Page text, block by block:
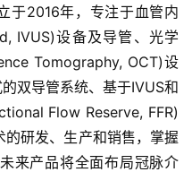
于2016年，专注于血管内
IVUS)设备及导管、光学
Tomography, OCT)设
双导管系统、基于IVUS和
Flow Reserve, FFR)
研发、生产和销售，掌握
来产品将全面布局冠脉介